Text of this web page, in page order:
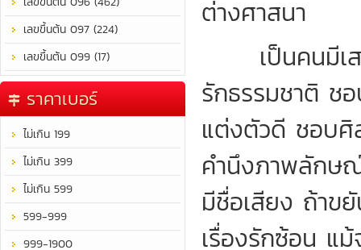
เลขขึ้นต้น 097 (224)
เลขขึ้นต้น 099 (17)
ราคาเบอร์
ไม่เกิน 199
ไม่เกิน 399
ไม่เกิน 599
599-999
999-1900
ต่างศาสนา
เป็นคนมีเสน่
รักธรรมชาติ ช
แต่งตัวดี ชอบศิ
คำนึงภาพลักษ
มีชื่อเสียง ถ้าข
เรื่องรักซ้อน แม้